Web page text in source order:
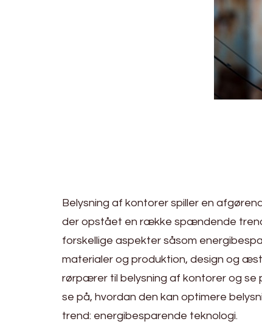
Belysning af kontorer spiller en
der opstået en række spændende
forskellige aspekter såsom
materialer og produktion, design og
rørpærer til belysning af kontorer og se
se på, hvordan den kan optimere
trend: energibesparende teknologi.